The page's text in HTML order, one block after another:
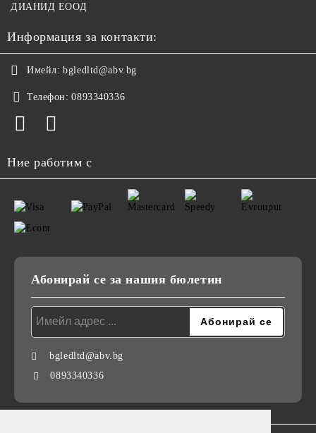
ДИАНИД ЕООД
Информация за контакти:
Имейл: bgledltd@abv.bg
Телефон: 0893340336
Ние работим с
Абонирай се за нашия бюлетин
bgledltd@abv.bg
0893340336